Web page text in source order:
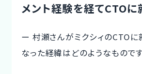
メント経験を経てCTOに
ー 村瀬さんがミクシィのCTOに
なった経緯はどのようなもので